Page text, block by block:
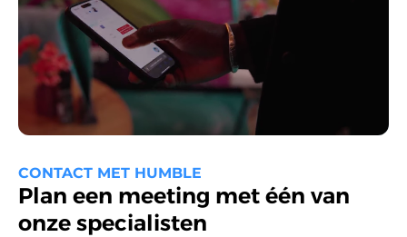
CONTACT MET HUMBLE
Plan een meeting met één van
onze specialisten